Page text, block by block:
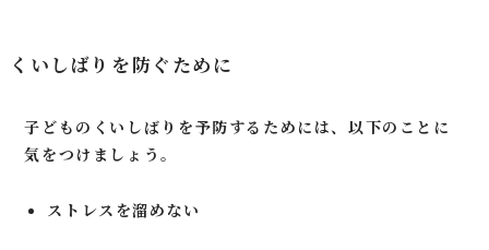
くいしばりを防ぐために
子どものくいしばりを予防するためには、以下のことに
気をつけましょう。
ストレスを溜めない